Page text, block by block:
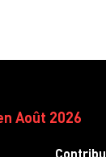
Août 2026